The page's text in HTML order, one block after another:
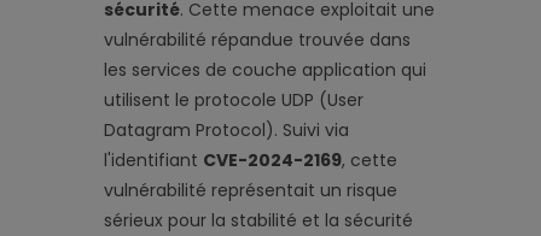
sécurité. Cette menace exploitait une
vulnérabilité répandue trouvée dans
les services de couche application qui
utilisent le protocole UDP (User
Datagram Protocol). Suivi via
l'identifiant CVE-2024-2169, cette
vulnérabilité représentait un risque
sérieux pour la stabilité et la sécurité